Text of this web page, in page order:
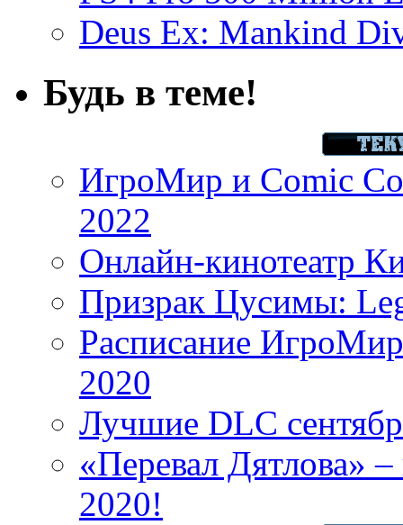
Deus Ex: Mankind
Будь в теме!
ИгроМир и Comic
2022
Онлайн-кинотеатр
Призрак Цусимы:
Расписание
2020
Лучшие DLC
«Перевал Дятлова»
2020!